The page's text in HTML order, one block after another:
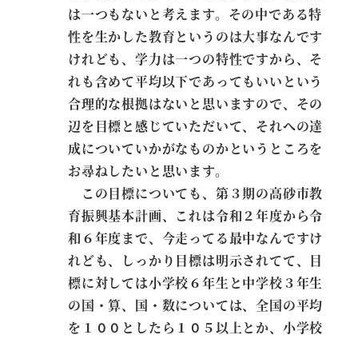
は一つもないと考えます。その中である特
性を生かした教育というのは大事なんです
けれども、学力は一つの特性ですから、そ
れも含めて平均以下であってもいいという
合理的な根拠はないと思いますので、その
辺を目標と感じていただいて、それへの達
成についていかがなものかというところを
お尋ねしたいと思います。
この目標についても、第３期の高砂市教
育振興基本計画、これは令和２年度から令
和６年度まで、今走ってる最中なんですけ
れども、しっかり目標は明示されてて、目
標に対しては小学校６年生と中学校３年生
の国・算、国・数については、全国の平均
を１００としたら１０５以上とか、小学校